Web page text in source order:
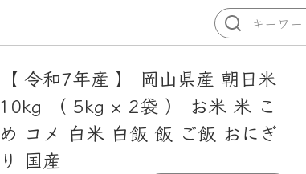
【 令和7年産 】 岡山県産 朝日米
10kg （ 5kg × 2袋 ） お米 米 こ
め コメ 白米 白飯 飯 ご飯 おにぎ
り 国産